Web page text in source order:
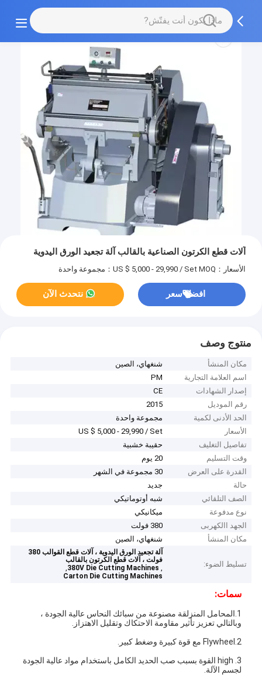
آلات قطع الكرتون الصناعية بالقالب آلة تجعيد الورق اليدوية
الأسعار：US $ 5,000 - 29,990 / Set MOQ：مجموعة واحدة
افضل سعر نتحدث الآن
منتوج وصف
مكان المنشأ
شنغهاي، الصين
اسم العلامة التجارية
PM
إصدار الشهادات
CE
رقم الموديل
2015
الحد الأدنى لكمية
مجموعة واحدة
الأسعار
US $ 5,000 - 29,990 / Set
تفاصيل التغليف
حقيبة خشبية
وقت التسليم
20 يوم
القدرة على العرض
30 مجموعة في الشهر
حالة
جديد
الصف التلقائي
شبه أوتوماتيكي
نوع مدفوعة
ميكانيكي
الجهد االكهربى
380 فولت
مكان المنشأ
شنغهاي، الصين
تسليط الضوء:
آلة تجعيد الورق اليدوية ، آلات قطع القوالب 380
فولت ، آلات قطع الكرتون بالقالب
,
380V Die Cutting Machines
,
Carton Die Cutting Machines
سمات:
1.المحامل المنزلقة مصنوعة من سبائك النحاس عالية الجودة ،
وبالتالي تعزيز تأثير مقاومة الاحتكاك وتقليل الاهتزاز.
2.Flywheel مع قوة كبيرة وضغط كبير.
3. high القوة بسبب صب الحديد الكامل باستخدام مواد عالية الجودة
لجسم الآلة.